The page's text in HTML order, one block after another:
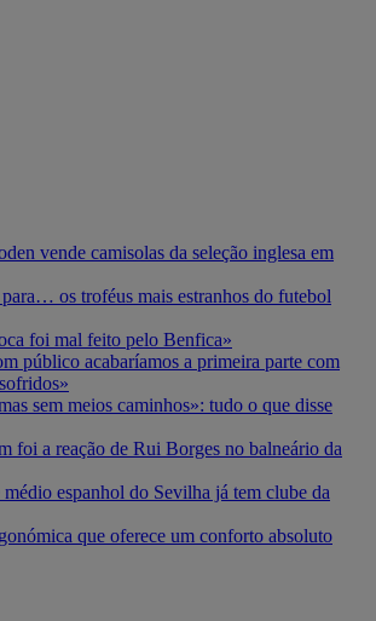
vende camisolas da seleção inglesa em
os troféus mais estranhos do futebol
foi mal feito pelo Benfica»
público acabaríamos a primeira parte com
sem meios caminhos»: tudo o que disse
foi a reação de Rui Borges no balneário da
espanhol do Sevilha já tem clube da
que oferece um conforto absoluto